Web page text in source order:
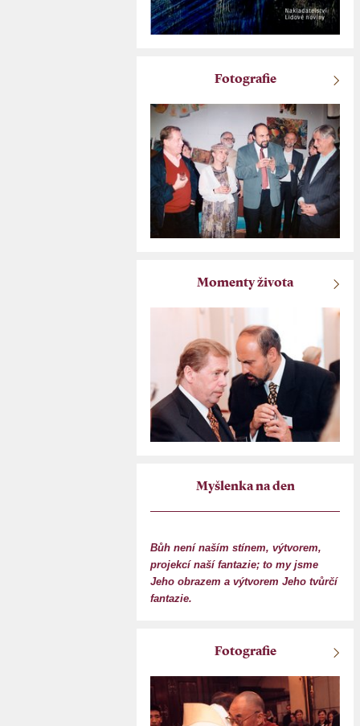
Fotografie
Momenty života
Myšlenka na den
Bůh není naším stínem, výtvorem,
projekcí naší fantazie; to my jsme
Jeho obrazem a výtvorem Jeho tvůrčí
fantazie.
Fotografie